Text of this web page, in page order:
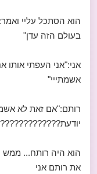
הוא הסתכל עליי
בעולם הזה עדן"
אני:"אני העפתי אותו
אשמתייי"
רותם:"אם זאת לא
הוא היה רותח... ממש
את רותם אני